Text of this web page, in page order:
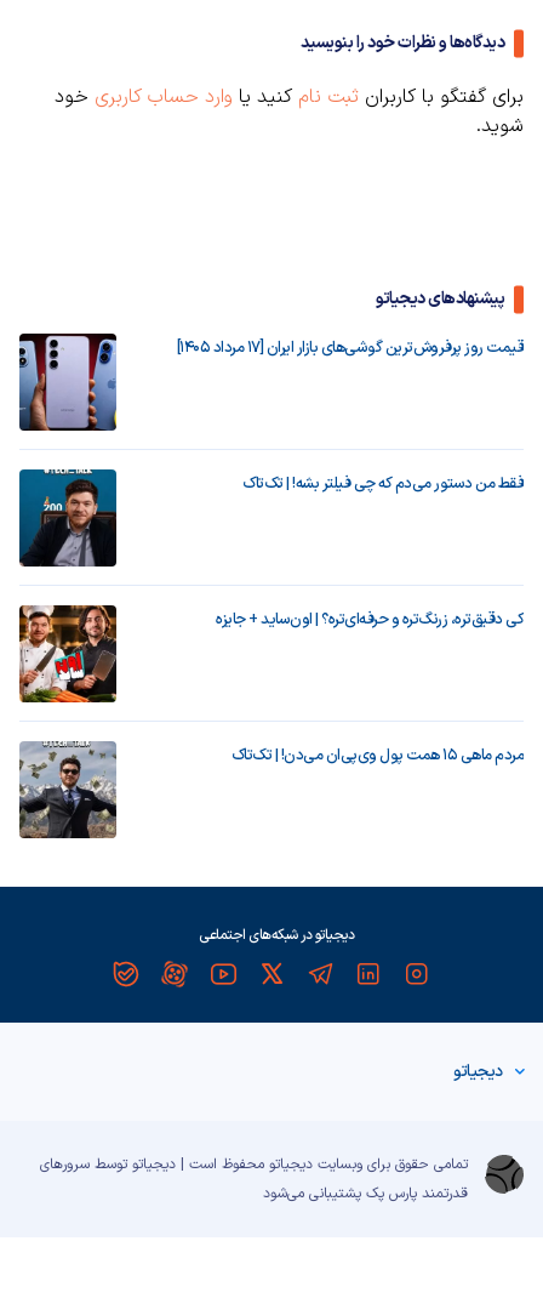
دیدگاه‌ها و نظرات خود را بنویسید
برای گفتگو با کاربران ثبت نام کنید یا وارد حساب کاربری خود
شوید.
پیشنهادهای دیجیاتو
قیمت روز پرفروش‌ترین گوشی‌های بازار ایران [17 مرداد 1405]
فقط من دستور می‌دم که چی فیلتر بشه! | تک‌تاک
کی دقیق‌تره، زرنگ‌تره و حرفه‌ای‌تره؟ | اون‌ساید + جایزه
مردم ماهی ۱۵ همت پول وی‌پی‌ان می‌دن! | تک‌تاک
دیجیاتو در شبکه‌های اجتماعی
دیجیاتو
تمامی حقوق برای وبسایت دیجیاتو محفوظ است | دیجیاتو توسط سرورهای
قدرتمند پارس پک پشتیبانی می‌شود